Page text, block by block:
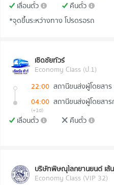
เลื่อนตั๋ว
คืนตั๋ว
*จุดขึ้นระหว่างทาง โปรดรอรถ
เชิดชัยทัวร์
Economy Class (ป.1)
22:00 สถานีขนส่งผู้โดยสา
04:00 สถานีขนส่งผู้โดยสา
(+1d)
เลื่อนตั๋ว คืนตั๋ว
บริษัทพิษณุโลกยานยนต์ เส้
Economy Class (VIP 32)